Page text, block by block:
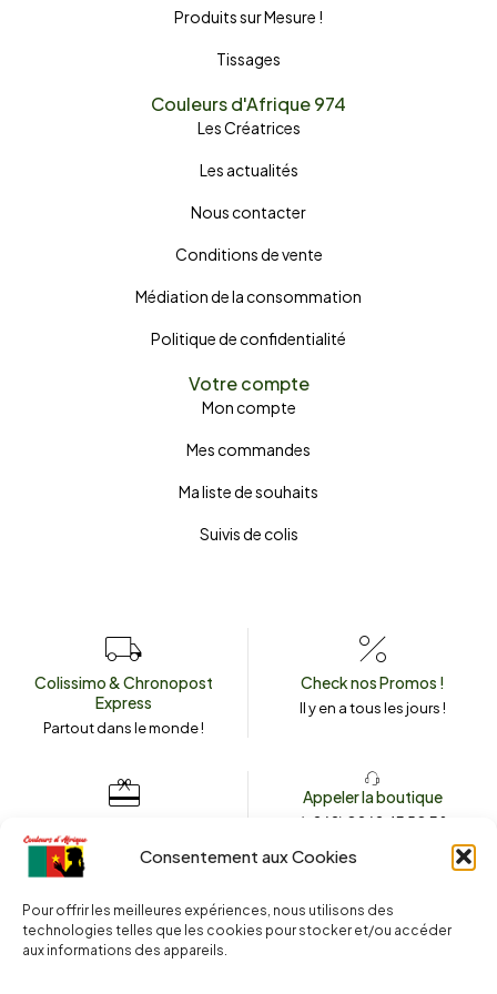
Consentement aux Cookies
Pour offrir les meilleures expériences, nous utilisons des
technologies telles que les cookies pour stocker et/ou accéder
aux informations des appareils.
Produits sur Mesure !
Tissages
Couleurs d'Afrique 974
Les Créatrices
Les actualités
Nous contacter
Conditions de vente
Médiation de la consommation
Politique de confidentialité
Votre compte
Mon compte
Mes commandes
Ma liste de souhaits
Suivis de colis
Colissimo & Chronopost
Express
Partout dans le monde !
Check nos Promos !
Il y en a tous les jours !
couleursdafrique974.com
Appeler la boutique
(+262) 0262 43 50 38
2025 © Copyright Couleurs d’Afrique 974 . Tous droits réservés.